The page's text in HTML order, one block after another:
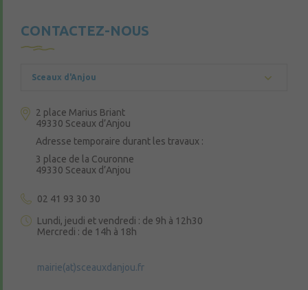
CONTACTEZ-NOUS
Sceaux d'Anjou
2 place Marius Briant
49330 Sceaux d’Anjou
Adresse temporaire durant les travaux :
3 place de la Couronne
49330 Sceaux d’Anjou
02 41 93 30 30
Lundi, jeudi et vendredi : de 9h à 12h30
Mercredi : de 14h à 18h
mairie(at)sceauxdanjou.fr